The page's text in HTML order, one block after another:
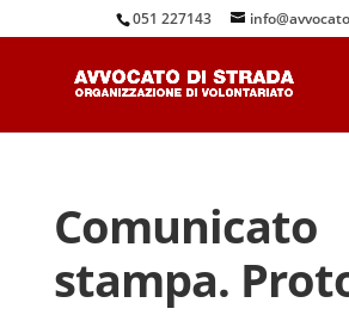
051 227143
Comunicato
stampa.